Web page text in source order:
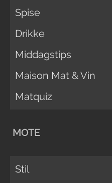
Spise
Drikke
Middagstips
Maison Mat & Vin
Matquiz
MOTE
Stil